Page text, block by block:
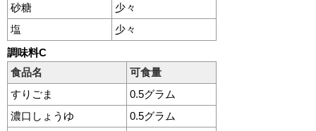
砂糖
少々
塩
少々
調味料C
食品名
可食量
すりごま
0.5グラム
濃口しょうゆ
0.5グラム